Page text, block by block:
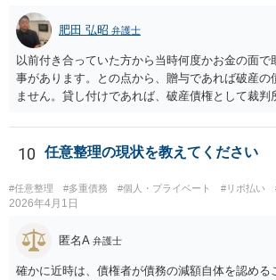
肥田 弘昭 弁護士
以前付き合っていた方から当時何度かお金の面で
事があります。との点から、贈与であれば破産の
ません。貸し付けであれば、破産債権として裁判
思います。生活保護を受給後法テラスを利用する
ます。ご参考にしてください。
10 任意整理の現状を教えてください
#任意整理 #多重債務 #個人・プライベート #リボ払い
2026年4月1日
匿名A 弁護士
確かに近時は、債権者が債務の減額自体を認める